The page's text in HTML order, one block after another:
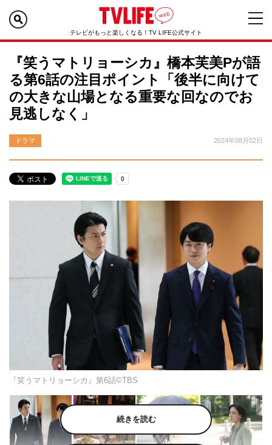
テレビがもっと楽しくなる！TV LIFE公式サイト
『笑うマトリョーシカ』橋本芙美Pが語
る第6話の注目ポイント「後半に向けて
の大きな山場となる重要な回なのでお
見逃しなく」
ドラマ 2024年08月02日
『笑うマトリョーシカ』第6話©TBS
続きを読む